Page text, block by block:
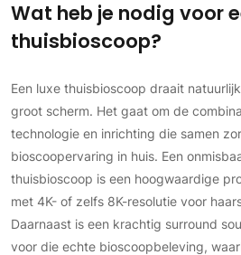
Wat heb je nodig voor
thuisbioscoop?
Een luxe thuisbioscoop draait
groot scherm. Het gaat om de
technologie en inrichting die samen
bioscoopervaring in huis. Een
thuisbioscoop is een hoogwaardige
met 4K- of zelfs 8K-resolutie voor
Daarnaast is een krachtig surround
voor die echte bioscoopbeleving,